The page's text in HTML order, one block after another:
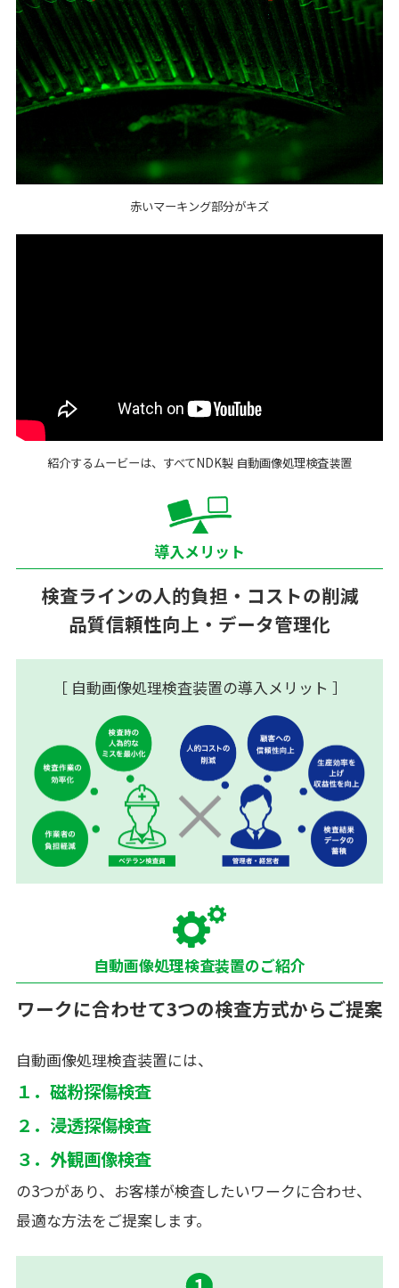
赤いマーキング部分がキズ
紹介するムービーは、すべてNDK製 自動画像処理検査装置
導入メリット
検査ラインの人的負担・コストの削減
品質信頼性向上・データ管理化
［ 自動画像処理検査装置の導入メリット ］
自動画像処理検査装置のご紹介
ワークに合わせて3つの検査方式からご提案
自動画像処理検査装置には、
１．磁粉探傷検査
２．浸透探傷検査
３．外観画像検査
の3つがあり、お客様が検査したいワークに合わせ、
最適な方法をご提案します。